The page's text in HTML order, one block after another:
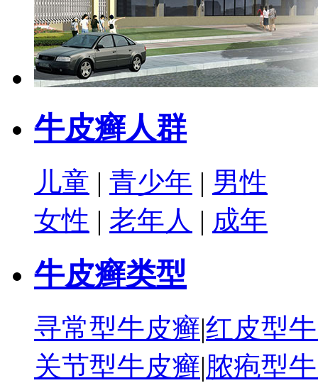
牛皮癣人群
儿童 | 青少年 | 男性
女性 | 老年人 | 成年
牛皮癣类型
寻常型牛皮癣|红皮型
关节型牛皮癣|脓疱型